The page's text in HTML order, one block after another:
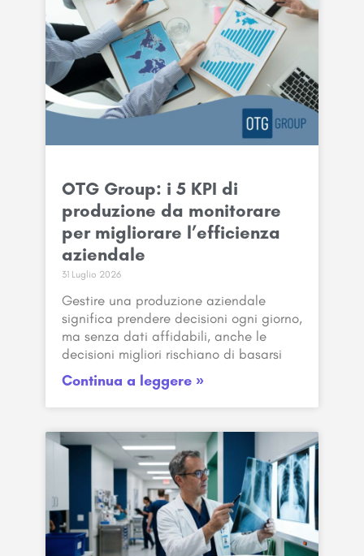
OTG Group: i 5 KPI di
produzione da monitorare
per migliorare l’efficienza
aziendale
31 Luglio 2026
Gestire una produzione aziendale
significa prendere decisioni ogni giorno,
ma senza dati affidabili, anche le
decisioni migliori rischiano di basarsi
Continua a leggere »